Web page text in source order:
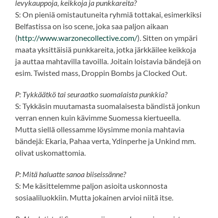
levykauppoja, keikkoja ja punkkareita?
S: On pieniä omistautuneita ryhmiä tottakai, esimerkiksi
Belfastissa on iso scene, joka saa paljon aikaan
(http://www.warzonecollective.com/). Sitten on ympäri
maata yksittäisiä punkkareita, jotka järkkäilee keikkoja
ja auttaa mahtavilla tavoilla. Joitain loistavia bändejä on
esim. Twisted mass, Droppin Bombs ja Clocked Out.
P: Tykkäätkö tai seuraatko suomalaista punkkia?
S: Tykkäsin muutamasta suomalaisesta bändistä jonkun
verran ennen kuin kävimme Suomessa kiertueella.
Mutta siellä ollessamme löysimme monia mahtavia
bändejä: Ekaria, Pahaa verta, Ydinperhe ja Unkind mm.
olivat uskomattomia.
P: Mitä haluatte sanoa biiseissänne?
S: Me käsittelemme paljon asioita uskonnosta
sosiaaliluokkiin. Mutta jokainen arvioi niitä itse.